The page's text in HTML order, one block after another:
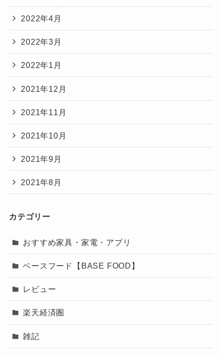
2022年4月
2022年3月
2022年1月
2021年12月
2021年11月
2021年10月
2021年9月
2021年8月
カテゴリー
おすすめ家具・家電・アプリ
ベースフード【BASE FOOD】
レビュー
楽天経済圏
雑記